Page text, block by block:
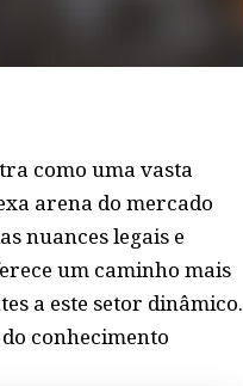
como uma vasta
arena do mercado
nuances legais e
um caminho mais
a este setor dinâmico.
conhecimento